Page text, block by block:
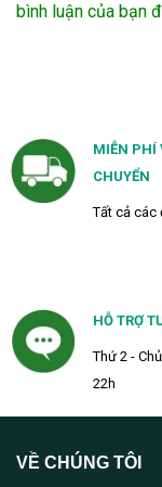
bình luận của bạn
MIỄN PHÍ
CHUYỂN
Tất cả các
HỖ TRỢ
Thứ 2 -
22h
VỀ CHÚNG TÔI